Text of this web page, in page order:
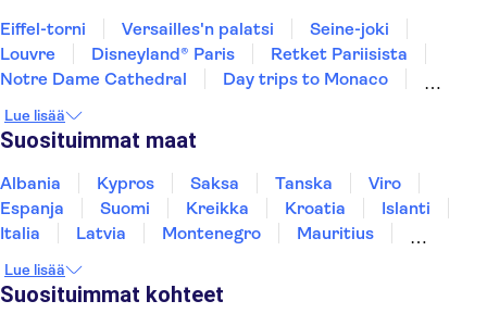
Eiffel-torni Versailles'n palatsi
Seine-joki
Louvre
Disneyland® Paris
Retket Pariisista
Notre Dame Cathedral
Day trips to Monaco
Loiren laakso ja linnat
The Sainte Chapelle and the Conciergerie
Musée d’Orsay
Place du Trocadéro
Lue lisää
Suosituimmat maat
Albania Kypros Saksa Tanska
Viro
Espanja
Suomi Kreikka Kroatia
Islanti
Italia
Latvia Montenegro
Mauritius
Thaimaa
Turkki
Lue lisää
Suosituimmat kohteet